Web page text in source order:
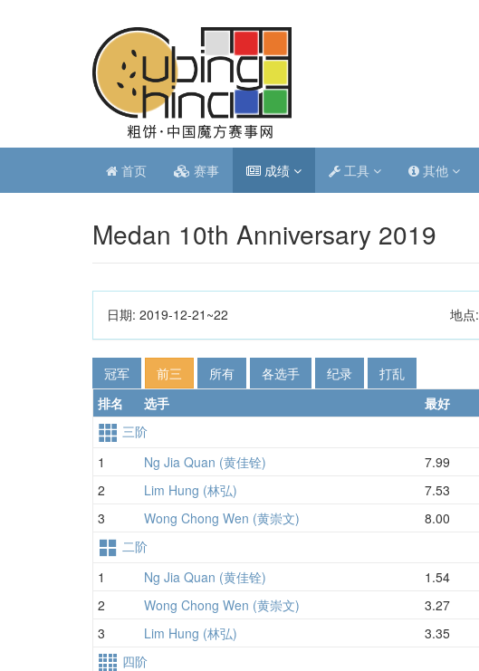
首页 赛事 成绩 工具 其他
Medan 10th Anniversary 2019
日期: 2019-12-21~22 地点:
冠军 前三 所有 各选手 纪录
打乱
排名
选手 最好
三阶
1
Ng Jia Quan (黄佳铨) 7.99
2 Lim Hung (林弘) 7.53
3 Wong Chong Wen (黄崇文) 8.00
二阶
1
Ng Jia Quan (黄佳铨) 1.54
2 Wong Chong Wen (黄崇文) 3.27
3 Lim Hung (林弘) 3.35
四阶